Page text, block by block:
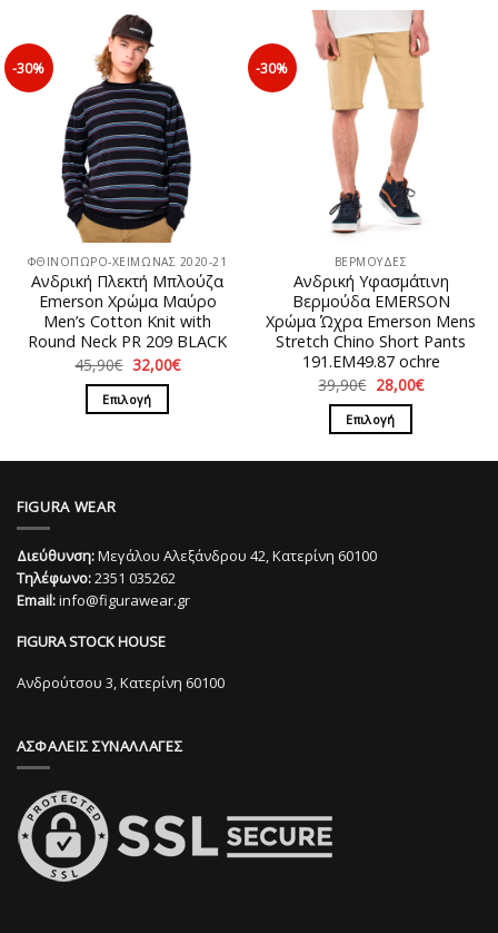
το
προϊόν
έχει
πολλαπλές
παραλλαγές.
Οι
επιλογές
μπορούν
να
επιλεγούν
στη
σελίδα
του
προϊόντος
προϊόν
έχει
πολλαπλές
παραλλαγές.
επιλογές
μπορούν
να
επιλεγούν
στη
του
προϊόντος
-30%
ΦΘΙΝΟΠΩΡΟ-ΧΕΙΜΩΝΑΣ 2020-21
Ανδρική Πλεκτή Μπλούζα
Emerson Χρώμα Μαύρο
Men’s Cotton Knit with
Round Neck PR 209 BLACK
45,90€ Original
price
was:
45,90€.
32,00€Η
τρέχουσα
Επιλογή
Οι
επιλογές
μπορούν
να
στη
προϊόντος
-30%
ΒΕΡΜΟΥΔΕΣ
Ανδρική Υφασμάτινη
Βερμούδα EMERSON
Χρώμα Ώχρα Emerson Mens
Stretch Chino Short Pants
191.EM49.87 ochre
39,90€ Original
price
was:
39,90€.
28,00€Η
τρέχουσα
Επιλογή
το
παραλλαγές.
FIGURA WEAR
Διεύθυνση:Μεγάλου Αλεξάνδρου 42, Κατερίνη 60100
Τηλέφωνο:2351 035262
Email:info@figurawear.gr
FIGURA STOCK HOUSE
Ανδρούτσου 3, Κατερίνη 60100
ΑΣΦΑΛΕΙΣ ΣΥΝΑΛΛΑΓΕΣ